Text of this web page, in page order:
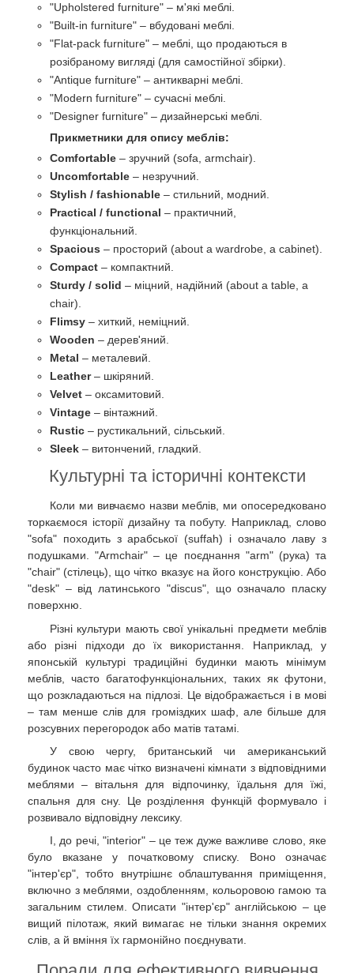
"Upholstered furniture" – м'які меблі.
"Built-in furniture" – вбудовані меблі.
"Flat-pack furniture" – меблі, що продаються в
розібраному вигляді (для самостійної збірки).
"Antique furniture" – антикварні меблі.
"Modern furniture" – сучасні меблі.
"Designer furniture" – дизайнерські меблі.
Прикметники для опису меблів:
Comfortable – зручний (sofa, armchair).
Uncomfortable – незручний.
Stylish / fashionable – стильний, модний.
Practical / functional – практичний,
функціональний.
Spacious – просторий (about a wardrobe, a cabinet).
Compact – компактний.
Sturdy / solid – міцний, надійний (about a table, a
chair).
Flimsy – хиткий, неміцний.
Wooden – дерев'яний.
Metal – металевий.
Leather– шкіряний.
Velvet – оксамитовий.
Vintage – вінтажний.
Rustic – рустикальний, сільський.
Sleek – витончений, гладкий.
Культурні та історичні контексти
Коли ми вивчаємо назви меблів, ми опосередковано
торкаємося історії дизайну та побуту. Наприклад, слово
"sofa" походить з арабської (suffah) і означало лаву з
подушками. "Armchair" – це поєднання "arm" (рука) та
"chair" (стілець), що чітко вказує на його конструкцію. Або
"desk" – від латинського "discus", що означало пласку
поверхню.
Різні культури мають свої унікальні предмети меблів
або різні підходи до їх використання. Наприклад, у
японській культурі традиційні будинки мають мінімум
меблів, часто багатофункціональних, таких як футони,
що розкладаються на підлозі. Це відображається і в мові
– там менше слів для громіздких шаф, але більше для
розсувних перегородок або матів татамі.
У свою чергу, британський чи американський
будинок часто має чітко визначені кімнати з відповідними
меблями – вітальня для відпочинку, їдальня для їжі,
спальня для сну. Це розділення функцій формувало і
розвивало відповідну лексику.
І, до речі, "interior" – це теж дуже важливе слово, яке
було вказане у початковому списку. Воно означає
"інтер'єр", тобто внутрішнє облаштування приміщення,
включно з меблями, оздобленням, кольоровою гамою та
загальним стилем. Описати "інтер'єр" англійською – це
вищий пілотаж, який вимагає не тільки знання окремих
слів, а й вміння їх гармонійно поєднувати.